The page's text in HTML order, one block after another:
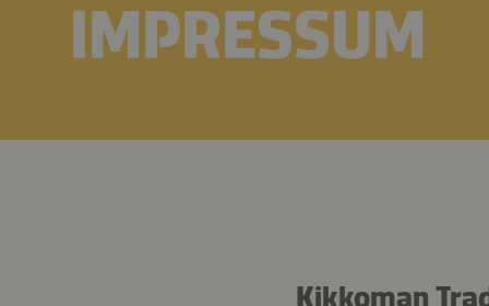
IMPRESSUM
Kikkoman